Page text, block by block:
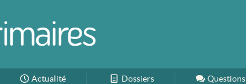
Accueil
Actualité Dossiers Questions